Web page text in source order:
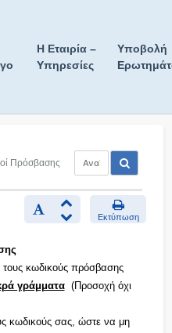
Η Εταιρία –
Υπηρεσίες
Υποβολή
Πρόσβασης
Εκτύπωση
κωδικούς πρόσβασης
γράμματα(Προσοχή όχι
κωδικούς σας, ώστε να μη